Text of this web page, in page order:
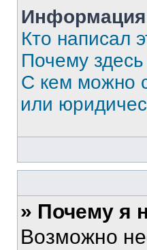
Информация
Кто написал
Почему
С кем можно
или
» Почему я
Возможно